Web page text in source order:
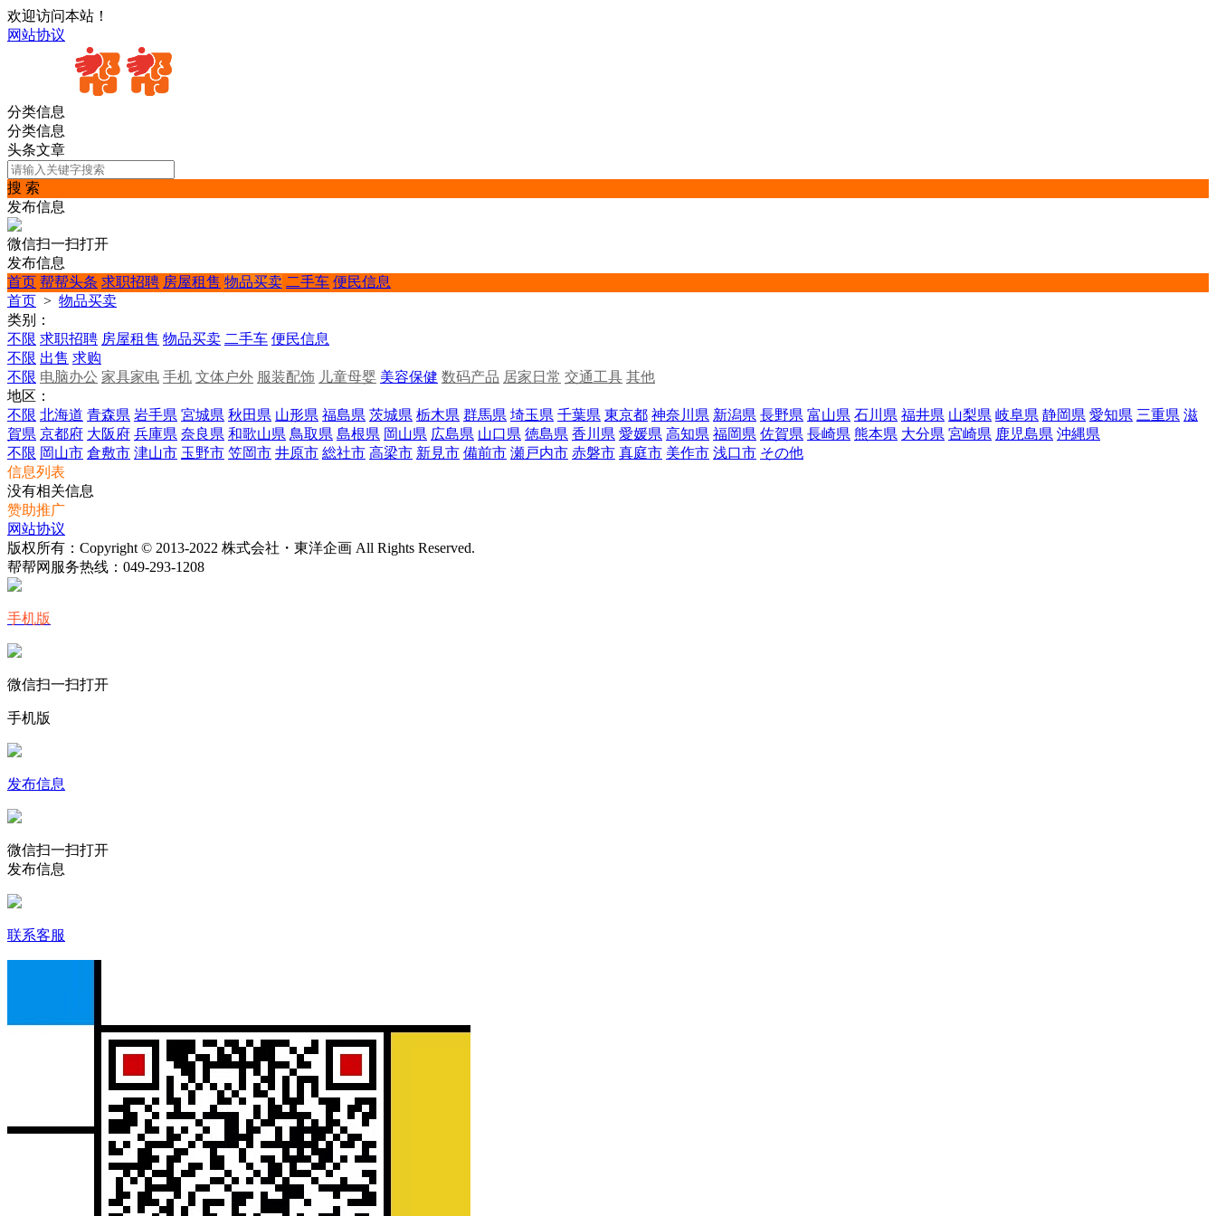
欢迎访问本站！
网站协议
分类信息
分类信息
头条文章
搜 索
发布信息
微信扫一扫打开
发布信息
首页 帮帮头条 求职招聘 房屋租售 物品买卖 二手车 便民信息
首页 > 物品买卖
类别：
不限 求职招聘 房屋租售 物品买卖 二手车 便民信息
不限 出售 求购
不限 电脑办公 家具家电 手机 文体户外 服装配饰 儿童母婴 美容保健 数码产品 居家日常 交通工具 其他
地区：
不限 北海道 青森県 岩手県 宮城県 秋田県 山形県 福島県 茨城県 栃木県 群馬県 埼玉県 千葉県 東京都 神奈川県 新潟県 長野県 富山県 石川県 福井県 山梨県 岐阜県 静岡県 愛知県 三重県 滋
賀県 京都府 大阪府 兵庫県 奈良県 和歌山県 鳥取県 島根県 岡山県 広島県 山口県 徳島県 香川県 愛媛県 高知県 福岡県 佐賀県 長崎県 熊本県 大分県 宮崎県 鹿児島県 沖縄県
不限 岡山市 倉敷市 津山市 玉野市 笠岡市 井原市 総社市 高梁市 新見市 備前市 瀬戸内市 赤磐市 真庭市 美作市 浅口市 その他
信息列表
没有相关信息
赞助推广
网站协议
版权所有：Copyright © 2013-2022 株式会社・東洋企画 All Rights Reserved.
帮帮网服务热线： 049-293-1208
手机版
微信扫一扫打开
手机版
发布信息
微信扫一扫打开
发布信息
联系客服